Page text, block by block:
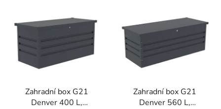
Zahradní box G21
Denver 400 L,
Zahradní box G21
Denver 560 L,